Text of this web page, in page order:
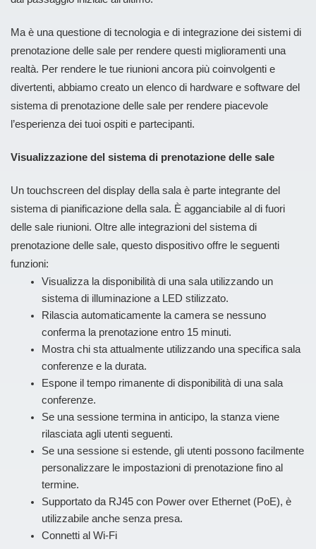
Ma è una questione di tecnologia e di integrazione dei sistemi di
prenotazione delle sale per rendere questi miglioramenti una
realtà. Per rendere le tue riunioni ancora più coinvolgenti e
divertenti, abbiamo creato un elenco di hardware e software del
sistema di prenotazione delle sale per rendere piacevole
l’esperienza dei tuoi ospiti e partecipanti.
Visualizzazione del sistema di prenotazione delle sale
Un touchscreen del display della sala è parte integrante del
sistema di pianificazione della sala. È agganciabile al di fuori
delle sale riunioni. Oltre alle integrazioni del sistema di
prenotazione delle sale, questo dispositivo offre le seguenti
funzioni:
Visualizza la disponibilità di una sala utilizzando un
sistema di illuminazione a LED stilizzato.
Rilascia automaticamente la camera se nessuno
conferma la prenotazione entro 15 minuti.
Mostra chi sta attualmente utilizzando una specifica sala
conferenze e la durata.
Espone il tempo rimanente di disponibilità di una sala
conferenze.
Se una sessione termina in anticipo, la stanza viene
rilasciata agli utenti seguenti.
Se una sessione si estende, gli utenti possono facilmente
personalizzare le impostazioni di prenotazione fino al
termine.
Supportato da RJ45 con Power over Ethernet (PoE), è
utilizzabile anche senza presa.
Connetti al Wi-Fi